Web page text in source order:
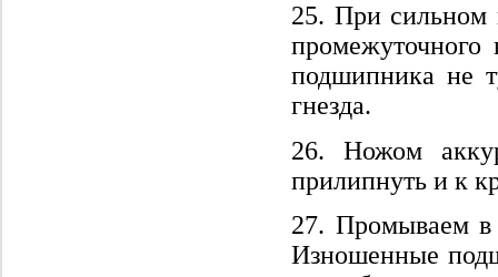
25. При сильном
подшипника не
гнезда.
26. Ножом
прилипнуть и к
27. Промываем в
Изношенные